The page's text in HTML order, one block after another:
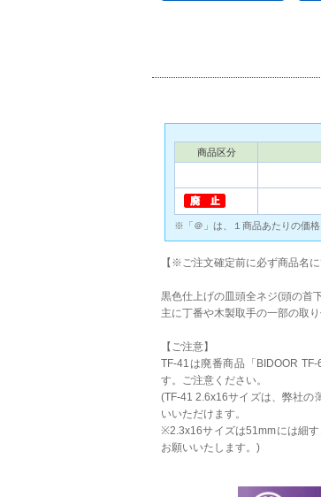
商品区分
※「＠」は、１商品あたりの価
【※ご注文確定前に必ず商品名
黒色仕上げの皿頭全ネジ(頭の首
主に丁番や木製取手の一部の取り
【ご注意】
TF-41は廃番商品「BIDOOR
す。ご注意ください。
(TF-41 2.6x16サイズは、弊社の
いいただけます。
※2.3x16サイズは51mmには細
お願いいたします。)